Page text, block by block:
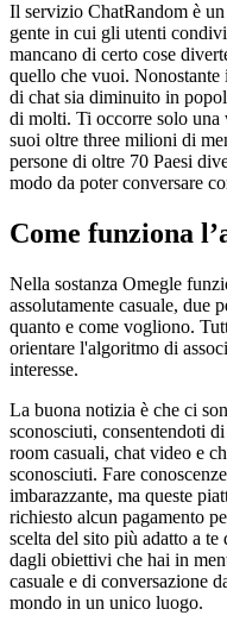
Il servizio ChatRandom è
gente in cui gli utenti
mancano di certo cose
quello che vuoi. Nonostante
di chat sia diminuito in
di molti. Ti occorre solo una
suoi oltre three milioni di
persone di oltre 70 Paesi
modo da poter conversare
Come funziona
Nella sostanza Omegle
assolutamente casuale, due
quanto e come vogliono.
orientare l'algoritmo di
interesse.
La buona notizia è che ci
sconosciuti, consentendoti
room casuali, chat video e
sconosciuti. Fare
imbarazzante, ma queste
richiesto alcun pagamento
scelta del sito più adatto a
dagli obiettivi che hai in
casuale e di conversazione
mondo in un unico luogo.